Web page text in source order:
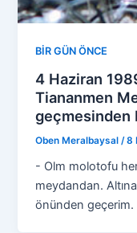
BİR GÜN ÖNCE
4 Haziran
Tiananmen
geçmesinden
Oben Meralbaysal /8
- Olm molotofu
meydandan.
önünden